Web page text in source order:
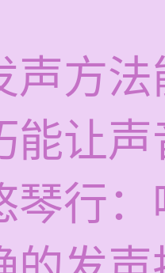
声方
能让
琴行